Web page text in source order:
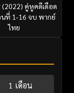
(2022) คู่หูคดีเดือด
ที่ 1-16 จบ พากย์
ไทย
1 เดือน